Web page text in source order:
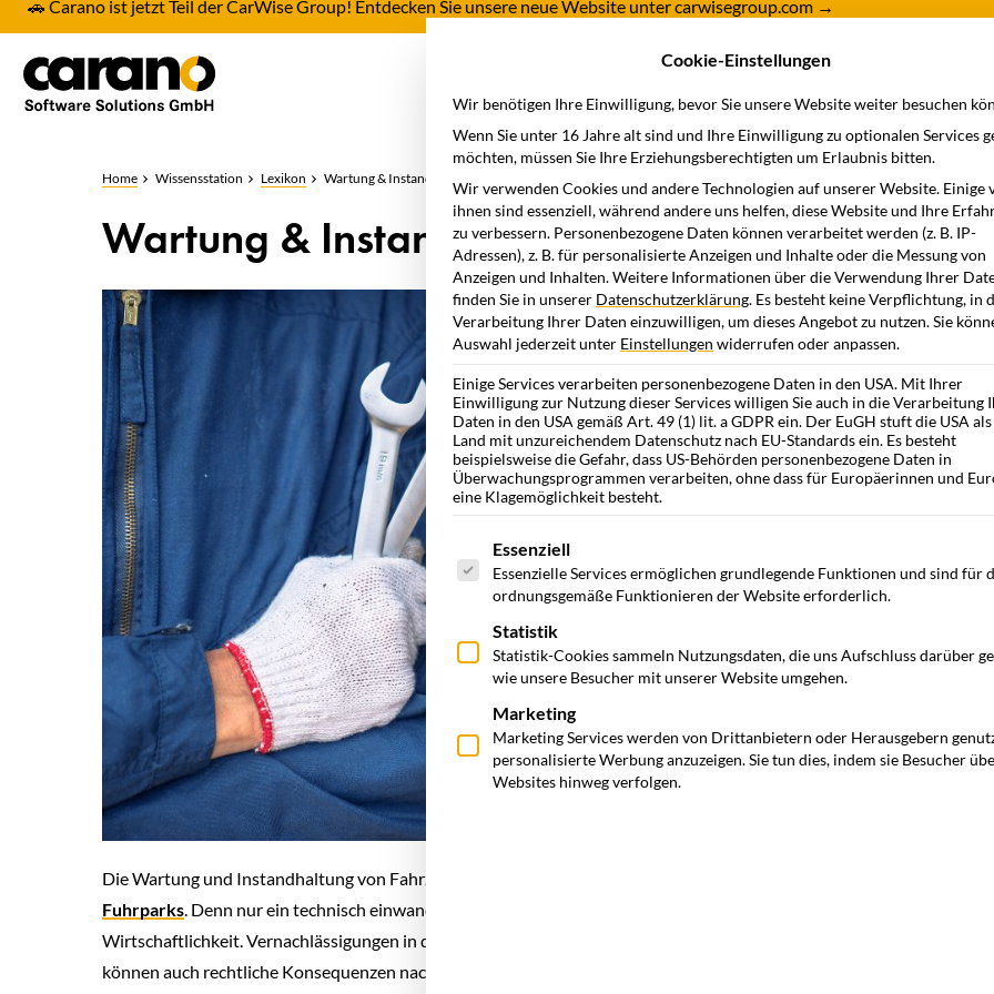
🚗 Carano ist jetzt Teil der CarWise Group! Entdecken Sie unsere neue Website unter carwisegroup.com →
Branchen Wissensstation
Home Wissensstation Lexikon Wartung & Instandhaltung
Wartung & Instandhaltung
Die Wartung und Instandhaltung von Fahrzeugen ist ein zentraler Bestandteil eines professionell geführten
Fuhrparks. Denn nur ein technisch einwandfreier Fuhrpark gewährleistet Sicherheit, Verfügbarkeit und
Wirtschaftlichkeit. Vernachlässigungen in diesem Bereich führen nicht nur zu unnötigen Kosten, sondern
können auch rechtliche Konsequenzen nach sich ziehen.
Cookie-Einstellungen
Wir benötigen Ihre Einwilligung, bevor Sie unsere Website weiter besuchen
Wenn Sie unter 16 Jahre alt sind und Ihre Einwilligung zu optionalen Services
möchten, müssen Sie Ihre Erziehungsberechtigten um Erlaubnis bitten.
Wir verwenden Cookies und andere Technologien auf unserer Website. Einige
ihnen sind essenziell, während andere uns helfen, diese Website und Ihre
zu verbessern. Personenbezogene Daten können verarbeitet werden (z. B. IP-
Adressen), z. B. für personalisierte Anzeigen und Inhalte oder die Messung von
Anzeigen und Inhalten.Weitere Informationen über die Verwendung Ihrer
finden Sie in unserer Datenschutzerklärung. Es besteht keine Verpflichtung, in
Verarbeitung Ihrer Daten einzuwilligen, um dieses Angebot zu nutzen.Sie
Auswahl jederzeit unter Einstellungen widerrufen oder anpassen.
Einige Services verarbeiten personenbezogene Daten in den USA. Mit Ihrer
Einwilligung zur Nutzung dieser Services willigen Sie auch in die Verarbeitung
Daten in den USA gemäß Art. 49 (1) lit. a GDPR ein. Der EuGH stuft die USA
Land mit unzureichendem Datenschutz nach EU-Standards ein. Es besteht
beispielsweise die Gefahr, dass US-Behörden personenbezogene Daten in
Überwachungsprogrammen verarbeiten, ohne dass für Europäerinnen und
eine Klagemöglichkeit besteht.
Es folgt eine Liste der Service-Gruppen, für die eine Einwilligung
Essenziell
Essenzielle Services ermöglichen grundlegende Funktionen und sind für
ordnungsgemäße Funktionieren der Website erforderlich.
Statistik
Statistik-Cookies sammeln Nutzungsdaten, die uns Aufschluss darüber
wie unsere Besucher mit unserer Website umgehen.
Marketing
Marketing Services werden von Drittanbietern oder Herausgebern
personalisierte Werbung anzuzeigen. Sie tun dies, indem sie Besucher
Websites hinweg verfolgen.